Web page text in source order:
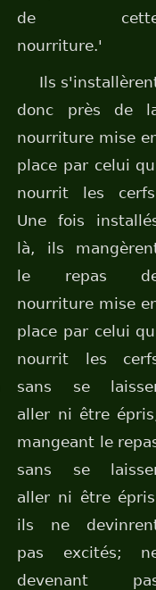
de
nourriture.'
Ils
donc près de
nourriture mise
place par celui
nourrit les
Une fois
là, ils
le repas
nourriture mise
place par celui
nourrit les
sans se
aller ni être
mangeant le
sans se
aller ni être
ils ne
pas excités;
devenant